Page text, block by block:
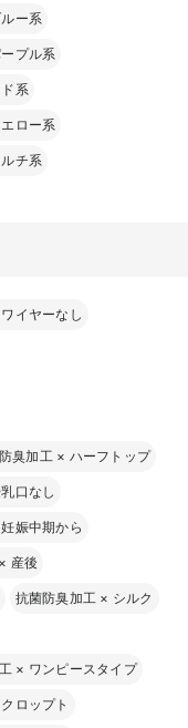
ー系
プル系
系
ロー系
チ系
ワイヤーなし
臭加工 × ハーフトップ
口なし
妊娠中期から
× 産後
抗菌防臭加工 × シルク
× ワンピースタイプ
クロップト